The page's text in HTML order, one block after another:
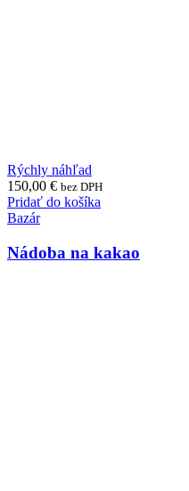
Rýchly náhľad
150,00 € bez DPH
Pridať do košíka
Bazár
Nádoba na kakao